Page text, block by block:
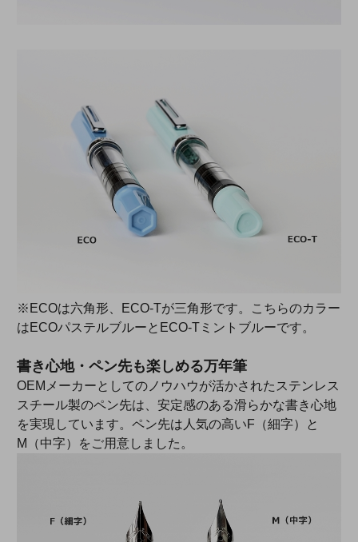
※ECOは六角形、ECO-Tが三角形です。こちらのカラー
はECOパステルブルーとECO-Tミントブルーです。
書き心地・ペン先も楽しめる万年筆
OEMメーカーとしてのノウハウが活かされたステンレス
スチール製のペン先は、安定感のある滑らかな書き心地
を実現しています。ペン先は人気の高いF（細字）と
M（中字）をご用意しました。